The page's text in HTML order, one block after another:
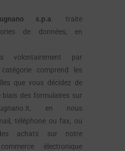
s.p.a . traite
de données, en
volontairement par
catégorie comprend les
que vous décidez de
des formulaires sur
en nous
téléphone ou fax, ou
achats sur notre
électronique